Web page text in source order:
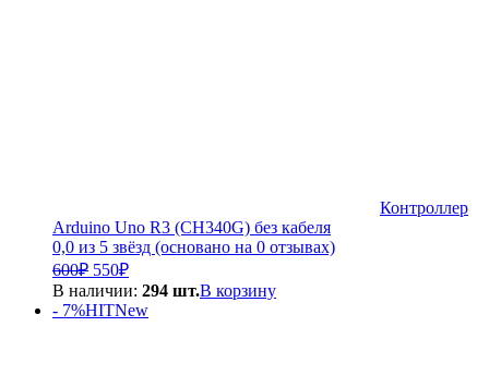
Контроллер
Arduino Uno R3 (CH340G) без кабеля
0,0 из 5 звёзд (основано на 0 отзывах)
600₽ Первоначальная
цена
составляла
550₽Текущая
цена:
550₽.
В наличии: 294 шт.В корзину
- 7%HITNew